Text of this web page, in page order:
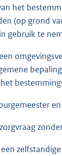
het
(op grond
gebruik te